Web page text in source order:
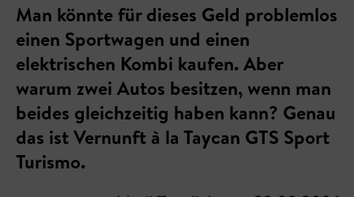
Man könnte für dieses Geld problemlos
einen Sportwagen und einen
elektrischen Kombi kaufen. Aber
warum zwei Autos besitzen, wenn man
beides gleichzeitig haben kann? Genau
das ist Vernunft à la Taycan GTS Sport
Turismo.